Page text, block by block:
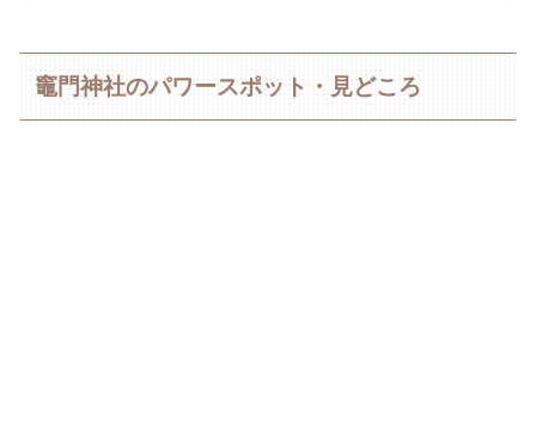
竈門神社のパワースポット・見どころ